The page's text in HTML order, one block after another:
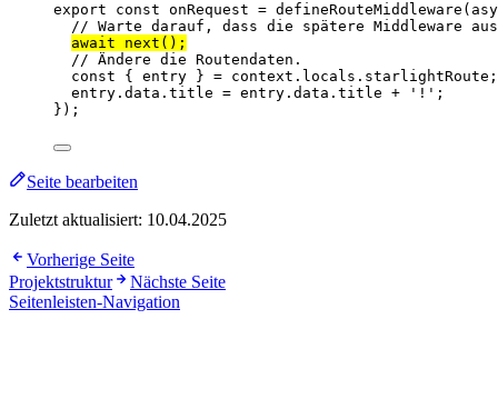
export const onRequest = defineRouteMiddleware (
// Warte darauf, dass die spätere Middleware
await next () ;
// Ändere die Routendaten.
const { entry } = context . locals . starlightRoute ;
entry . data . title = entry . data . title + ' ! ' ;
} );
Seite bearbeiten
Zuletzt aktualisiert: 10.04.2025
Vorherige Seite
Projektstruktur
Nächste Seite
Seitenleisten-Navigation